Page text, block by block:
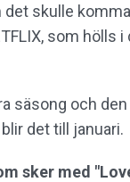
skulle
som hölls
säsong och
det till januari.
sker med